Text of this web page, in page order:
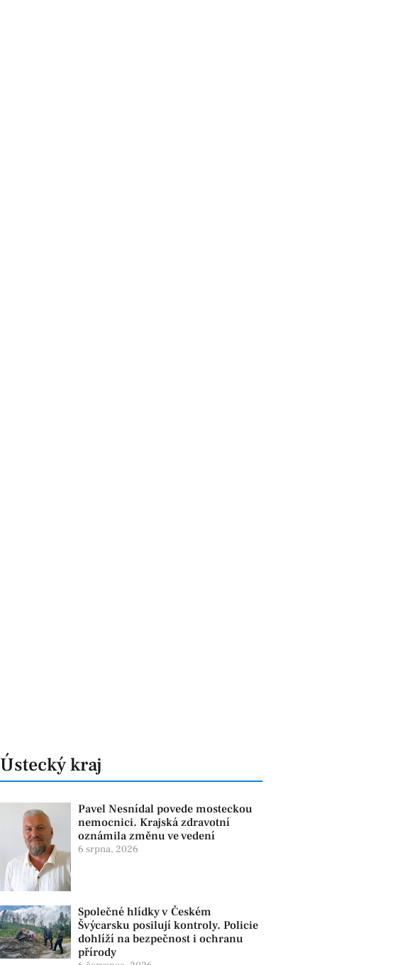
Ústecký kraj
Pavel Nesnídal povede mosteckou
nemocnici. Krajská zdravotní
oznámila změnu ve vedení
6 srpna, 2026
Společné hlídky v Českém
Švýcarsku posilují kontroly. Policie
dohlíží na bezpečnost i ochranu
přírody